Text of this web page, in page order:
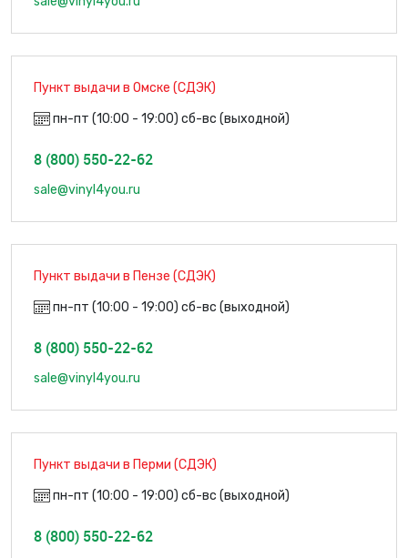
Пункт выдачи в Омске (СДЭК)
пн-пт (10:00 - 19:00) сб-вс (выходной)
8 (800) 550-22-62
sale@vinyl4you.ru
Пункт выдачи в Пензе (СДЭК)
пн-пт (10:00 - 19:00) сб-вс (выходной)
8 (800) 550-22-62
sale@vinyl4you.ru
Пункт выдачи в Перми (СДЭК)
пн-пт (10:00 - 19:00) сб-вс (выходной)
8 (800) 550-22-62